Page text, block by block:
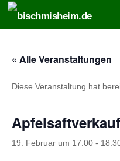
Zum Inhalt springen
« Alle Veranstaltungen
Diese Veranstaltung hat
19. Februar um 17:00 -